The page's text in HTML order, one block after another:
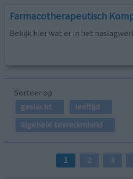
Farmacotherapeutisch
Bekijk hier wat er in het
Sorteer op
geslacht
leeftijd
algehele tevredenheid
1 2 3